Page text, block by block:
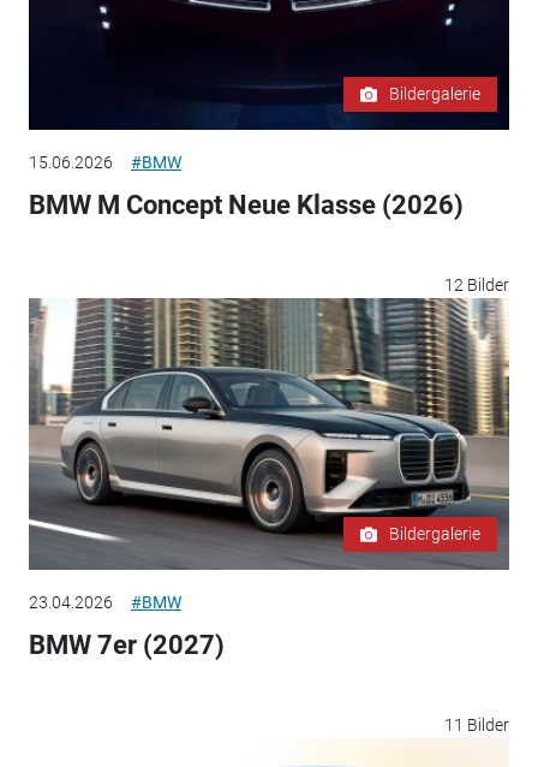
Bildergalerie
15.06.2026 #BMW
BMW M Concept Neue Klasse (2026)
12 Bilder
Bildergalerie
23.04.2026 #BMW
BMW 7er (2027)
11 Bilder